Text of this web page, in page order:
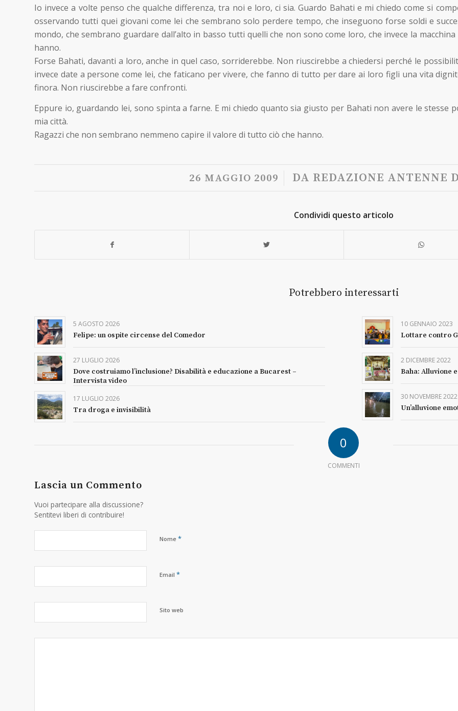
Io invece a volte penso che qualche differenza, tra noi e loro, ci sia. Guardo Bahati e mi chiedo come si
osservando tutti quei giovani come lei che sembrano solo perdere tempo, che inseguono forse soldi e
mondo, che sembrano guardare dall’alto in basso tutti quelli che non sono come loro, che invece la
hanno.
Forse Bahati, davanti a loro, anche in quel caso, sorriderebbe. Non riuscirebbe a chiedersi perché le
invece date a persone come lei, che faticano per vivere, che fanno di tutto per dare ai loro figli una vita
finora. Non riuscirebbe a fare confronti.
Eppure io, guardando lei, sono spinta a farne. E mi chiedo quanto sia giusto per Bahati non avere le stesse
mia città.
Ragazzi che non sembrano nemmeno capire il valore di tutto ciò che hanno.
26 MAGGIO 2009
/ DA REDAZIONE ANTENNE
Condividi questo articolo
Potrebbero interessarti
5 AGOSTO 2026
Felipe: un ospite circense del Comedor
27 LUGLIO 2026
Dove costruiamo l’inclusione? Disabilità e educazione a Bucarest –
Intervista video
17 LUGLIO 2026
Tra droga e invisibilità
10 GENNAIO 2023
Lottare contro
2 DICEMBRE 2022
Baha: Alluvione
30 NOVEMBRE 2022
Un’alluvione
0
COMMENTI
Lascia un Commento
Vuoi partecipare alla discussione?
Sentitevi liberi di contribuire!
Nome *
Email *
Sito web